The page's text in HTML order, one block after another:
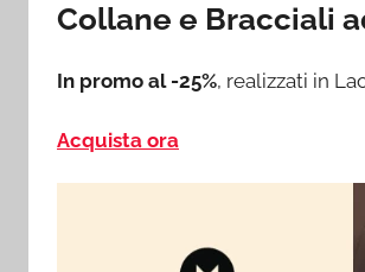
Collane e Bracciali
In promo al -25%, realizzati in
Acquista ora